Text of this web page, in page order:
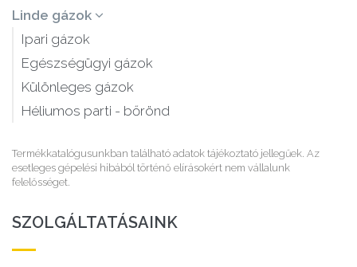
Linde gázok
Ipari gázok
Egészségügyi gázok
Különleges gázok
Héliumos parti - bőrönd
Termékkatalógusunkban található adatok tájékoztató jellegűek. Az
esetleges gépelési hibából történő elírásokért nem vállalunk
felelősséget.
SZOLGÁLTATÁSAINK